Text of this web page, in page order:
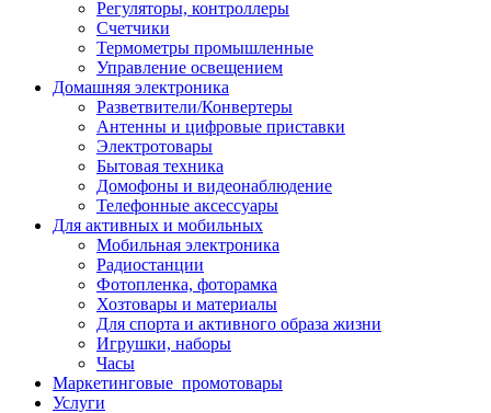
Регуляторы, контроллеры
Счетчики
Термометры промышленные
Управление освещением
Домашняя электроника
Разветвители/Конвертеры
Антенны и цифровые приставки
Электротовары
Бытовая техника
Домофоны и видеонаблюдение
Телефонные аксессуары
Для активных и мобильных
Мобильная электроника
Радиостанции
Фотопленка, фоторамка
Хозтовары и материалы
Для спорта и активного образа жизни
Игрушки, наборы
Часы
Маркетинговые_промотовары
Услуги